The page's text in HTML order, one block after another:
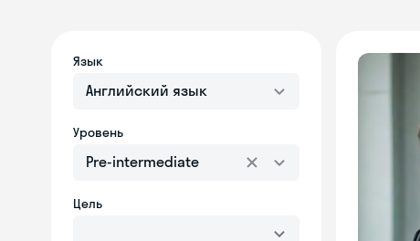
Язык
Английский язык
Уровень
Pre-intermediate
Цель